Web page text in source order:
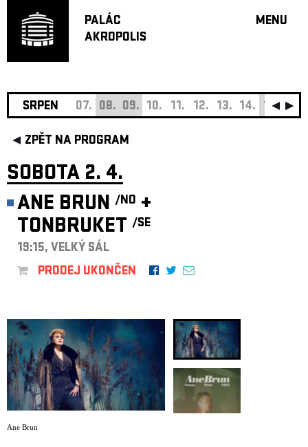
PALÁC
AKROPOLIS
MENU
JAZZ
SRPEN 07. 08. 09. 10. 11. 12. 13. 14. 15. 16.
ZPĚT NA PROGRAM
SOBOTA 2. 4.
ANE BRUN /NO +
TONBRUKET /SE
19:15, VELKÝ SÁL
PRODEJ UKONČEN
Ane Brun